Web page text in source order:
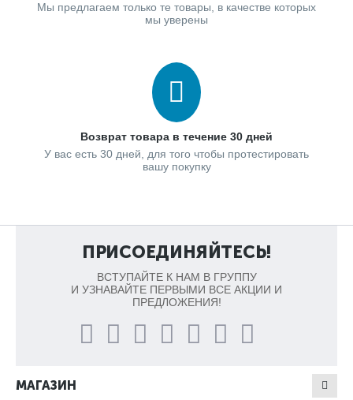
Мы предлагаем только те товары, в качестве которых
мы уверены
Возврат товара в течение 30 дней
У вас есть 30 дней, для того чтобы протестировать
вашу покупку
ПРИСОЕДИНЯЙТЕСЬ!
ВСТУПАЙТЕ К НАМ В ГРУППУ
И УЗНАВАЙТЕ ПЕРВЫМИ ВСЕ АКЦИИ И
ПРЕДЛОЖЕНИЯ!
МАГАЗИН